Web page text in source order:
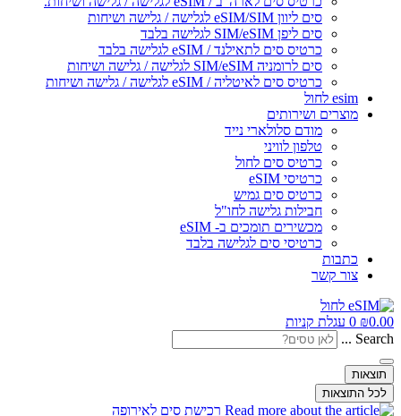
סים ליוון eSIM/SIM לגלישה / גלישה ושיחות
סים ליפן SIM/eSIM לגלישה בלבד
כרטיס סים לתאילנד / eSIM לגלישה בלבד
סים לרומניה SIM/eSIM לגלישה / גלישה ושיחות
כרטיס סים לאיטליה / eSIM לגלישה / גלישה ושיחות
esim לחול
מוצרים ושירותים
מודם סלולארי נייד
טלפון לוויני
כרטיס סים לחול
כרטיסי eSIM
כרטיס סים גמיש
חבילות גלישה לחו"ל
מכשירים תומכים ב- eSIM
כרטיסי סים לגלישה בלבד
כתבות
צור קשר
₪0.00
0 עגלת קניות
Search ...
תוצאות
לכל התוצאות